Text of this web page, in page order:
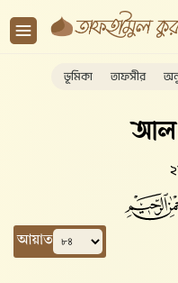
ভূমিকা তাফসীর
আল
আয়াত